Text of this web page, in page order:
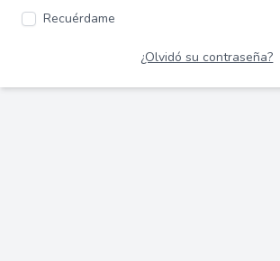
Recuérdame
¿Olvidó su contraseña?